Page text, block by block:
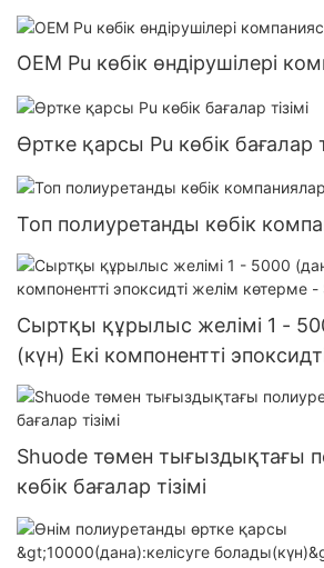
болады(күн)>=30000данаUS72
OEM Pu көбік өндірушілері
Өртке қарсы Pu көбік бағалар
Топ полиуретанды көбік
Сыртқы құрылыс желімі 1 -
(күн) Екі компонентті
- Shuode
Shuode төмен тығыздықтағы
көбік бағалар тізімі